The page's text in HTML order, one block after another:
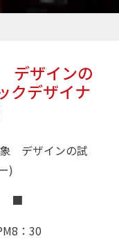
デザインの
クデザイナ
象 デザインの試
)
：30